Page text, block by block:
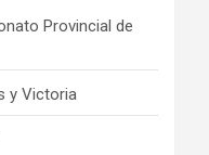
Provincial de
y Victoria